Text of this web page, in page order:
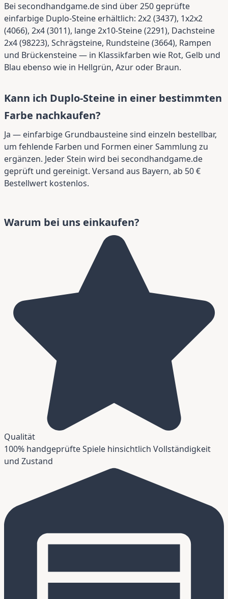
Bei secondhandgame.de sind über 250 geprüfte
einfarbige Duplo-Steine erhältlich: 2x2 (3437), 1x2x2
(4066), 2x4 (3011), lange 2x10-Steine (2291), Dachsteine
2x4 (98223), Schrägsteine, Rundsteine (3664), Rampen
und Brückensteine — in Klassikfarben wie Rot, Gelb und
Blau ebenso wie in Hellgrün, Azur oder Braun.
Kann ich Duplo-Steine in einer bestimmten
Farbe nachkaufen?
Ja — einfarbige Grundbausteine sind einzeln bestellbar,
um fehlende Farben und Formen einer Sammlung zu
ergänzen. Jeder Stein wird bei secondhandgame.de
geprüft und gereinigt. Versand aus Bayern, ab 50 €
Bestellwert kostenlos.
Warum bei uns einkaufen?
Qualität
100% handgeprüfte Spiele hinsichtlich Vollständigkeit
und Zustand